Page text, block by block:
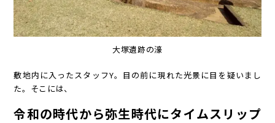
大塚遺跡の濠
敷地内に入ったスタッフY。目の前に現れた光景に目を疑いまし
た。そこには、
令和の時代から弥生時代にタイムスリップ